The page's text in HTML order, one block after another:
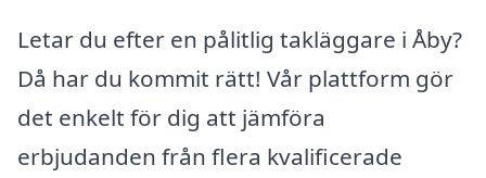
Letar du efter en pålitlig takläggare i Åby?
Då har du kommit rätt! Vår plattform gör
det enkelt för dig att jämföra
erbjudanden från flera kvalificerade